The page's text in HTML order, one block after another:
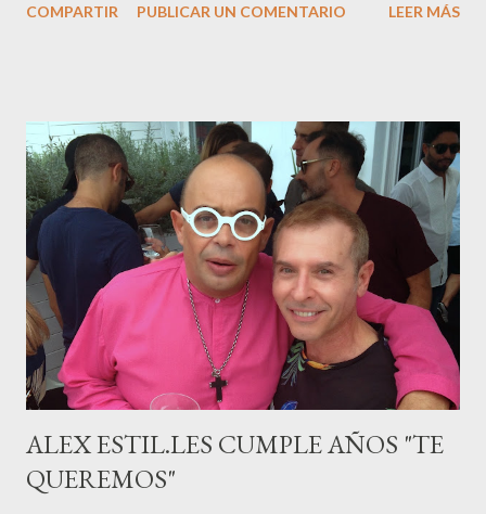
M ateo nació en Barcelona hace poco más de una semana. El top
haciéndole padre de un precioso niño. Marta ha sido toda una
campeona, durante los primeros 3 meses de embarazo tuvo que
guardar reposo debido a un síndrome llamado
“hiperemesisgravídica”.Pasados los meses fatídicos de
gestación Marta tiró adelante con el embarazo, ahora es una
mamá feliz. Otro de los modelos que ha sido padre este año ha
sido el madrileño, Emilio Flores , el top que desfiló en las mejores
pasarelas ...
COMPARTIR PUBLICAR UN COMENTARIO LEER MÁS
ALEX ESTIL.LES CUMPLE AÑOS "TE
QUEREMOS"